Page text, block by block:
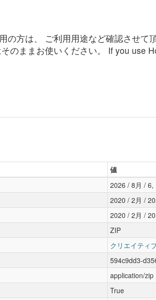
の方は、 ご利用用途など確認させて
のままお使いください。 If you use
値
2026 / 8月 / 6,
2020 / 2月 /
2020 / 2月 /
ZIP
クリエイティ
594c9dd3-
application/zip
True